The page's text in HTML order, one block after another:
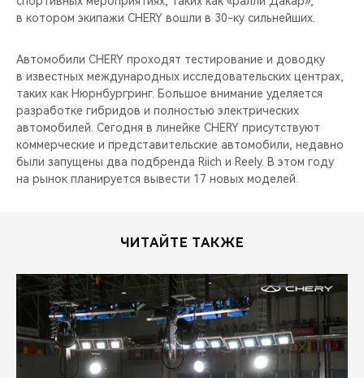
НАШИ МЕРОПРИЯТИЯ
ВИДЕООБЗОРЫ
CHERY ДЛЯ ДЕТЕЙ
в котором экипажи CHERY вошли в 30-ку сильнейших.
Автомобили CHERY проходят тестирование и доводку
в известных международных исследовательских центрах,
таких как Нюрнбургринг. Большое внимание уделяется
разработке гибридов и полностью электрических
автомобилей. Сегодня в линейке CHERY присутствуют
коммерческие и представительские автомобили, недавно
были запущены два подбренда Riich и Reely. В этом году
на рынок планируется вывести 17 новых моделей.
ЧИТАЙТЕ ТАКЖЕ